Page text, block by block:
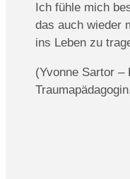
Ich fühle mich
das auch wieder
ins Leben zu
(Yvonne Sartor –